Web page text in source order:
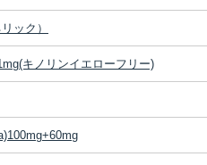
ック）
キノリンイエローフリー)